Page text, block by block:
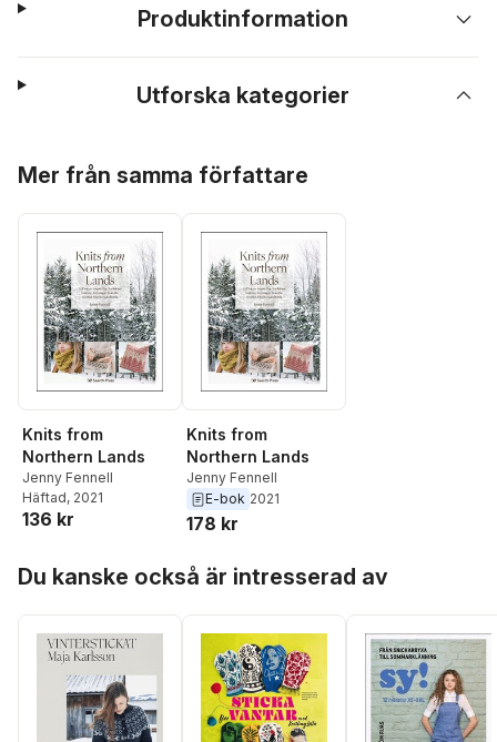
Produktinformation
Utforska kategorier
Mer från samma författare
Knits from
Northern Lands
Jenny Fennell
Häftad, 2021
136 kr
Knits from
Northern Lands
Jenny Fennell
E-bok 2021
178 kr
Du kanske också är intresserad av